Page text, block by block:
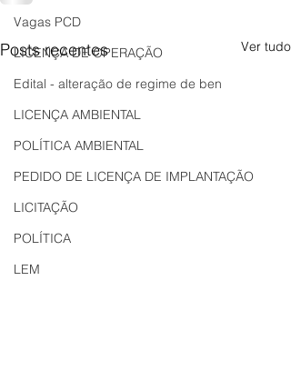
Vagas PCD
LICENÇA DE OPERAÇÃO
Edital - alteração de regime de ben
LICENÇA AMBIENTAL
POLÍTICA AMBIENTAL
PEDIDO DE LICENÇA DE IMPLANTAÇÃO
LICITAÇÃO
POLÍTICA
LEM
Posts recentes Ver tudo